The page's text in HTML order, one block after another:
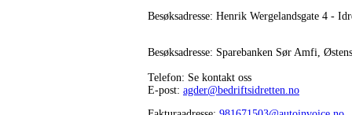
Besøksadresse: Henrik Wergelandsgate 4 -
Besøksadresse: Sparebanken Sør Amfi,
Telefon: Se kontakt oss
E-post: agder@bedriftsidretten.no